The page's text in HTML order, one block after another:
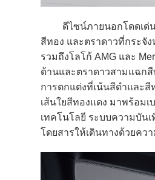
ดีไซน์ภายนอกโดดเด่นด้
สีทอง และตราดาวที่กระจั
รวมถึงโลโก้ AMG และ
ด้านและตราดาวสามแฉกสี
การตกแต่งที่เน้นสีดำและ
เส้นใยสีทองแดง มาพร้อมเ
เทคโนโลยี ระบบความบัน
โดยสารให้เดินทางด้วยคว